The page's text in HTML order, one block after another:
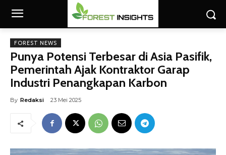
FOREST NEWS
Punya Potensi Terbesar di Asia Pasifik,
Pemerintah Ajak Kontraktor Garap
Industri Penangkapan Karbon
By Redaksi 23 Mei 2025